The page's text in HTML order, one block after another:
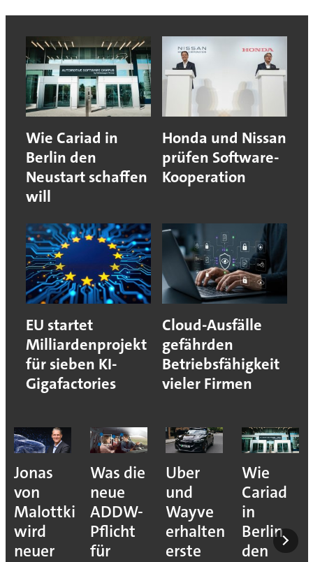
Wie Cariad in
Berlin den
Neustart schaffen
will
Honda und Nissan
prüfen Software-
Kooperation
EU startet
Milliardenprojekt
für sieben KI-
Gigafactories
Cloud-Ausfälle
gefährden
Betriebsfähigkeit
vieler Firmen
Jonas
von
Malottki
wird
neuer
Was die
neue
ADDW-
Pflicht
für
Uber
und
Wayve
erhalten
erste
Wie
Cariad
in
Berlin
den